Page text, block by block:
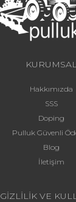
Hakkımızda
SSS
Doping
Pulluk Güvenli
Blog
İletişim
GİZLİLİK VE